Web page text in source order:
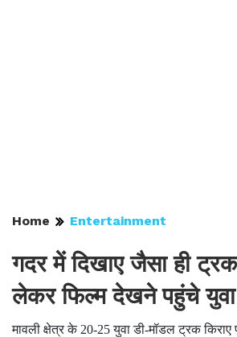
Home Entertainment
गदर में दिखाए जैसा ही
लेकर फिल्म देखने पहुंचे युवा
मावली क्षेत्र के 20-25 युवा डी-मॉडल ट्रक